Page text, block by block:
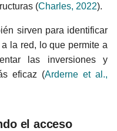
(Charles, 2022).
sirven para identificar
la red, lo que permite a
las inversiones y
eficaz (Arderne et al.,
el acceso